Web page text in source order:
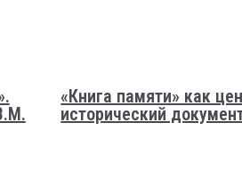
«Книга памяти» как
исторический